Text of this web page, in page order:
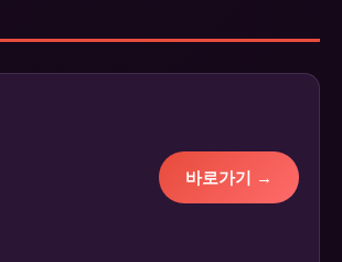
바로가기 →